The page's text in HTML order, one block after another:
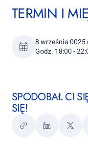
TERMIN I
8 września 0025
Godz. 18:00 -
SPODOBAŁ CI
SIĘ!
KopiujLinkedInTwitter